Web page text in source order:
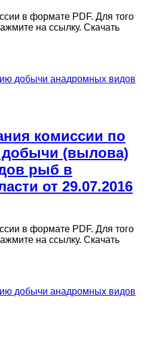
в формате PDF. Для того
на ссылку. Скачать
добычи анадромных видов
комиссии по
(вылова)
рыб в
от 29.07.2016
в формате PDF. Для того
на ссылку. Скачать
добычи анадромных видов